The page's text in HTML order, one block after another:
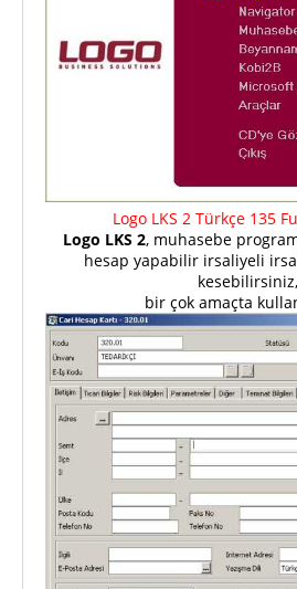
Logo LKS 2 Türkçe 135
Logo LKS 2, muhasebe
hesap yapabilir irsaliyeli
kesebilirsiniz,
bir çok amaçta